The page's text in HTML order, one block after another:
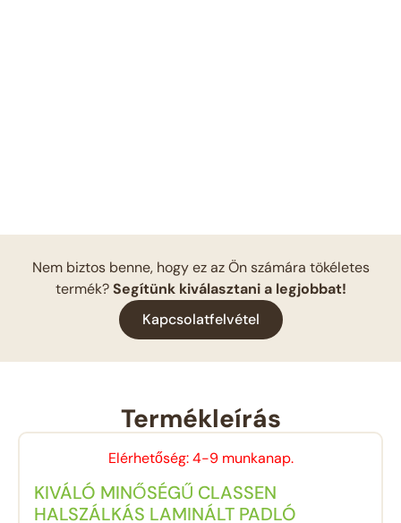
Nem biztos benne, hogy ez az Ön számára tökéletes
termék?Segítünk kiválasztani a legjobbat!
Kapcsolatfelvétel
Termékleírás
Elérhetőség: 4-9 munkanap.
KIVÁLÓ MINŐSÉGŰ CLASSEN
HALSZÁLKÁS LAMINÁLT PADLÓ